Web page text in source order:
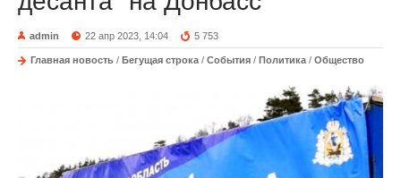
admin 22 апр 2023, 14:04 5 753
Главная новость / Бегущая строка / События / Политика / Общество